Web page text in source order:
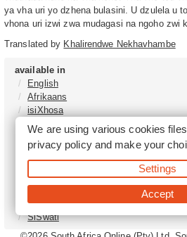
ya vha uri yo dzhena bulasini. U dzulela u
vhona uri izwi zwa mudagasi na ngoho zwi
Translated by Khalirendwe Nekhavhambe
available in
English
Afrikaans
isiXhosa
isiZulu
Tshivenḓa
Sepedi
isiNdebele
Setswana
SiSwati
We are using various cookies
privacy policyand make your
Settings
Accept